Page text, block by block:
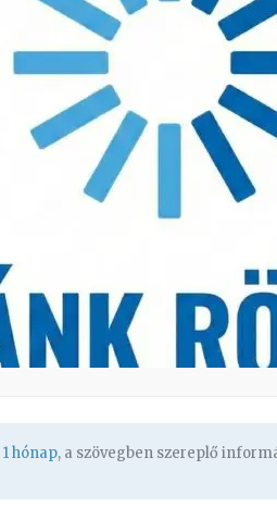
1 hónap, a szövegben szereplő